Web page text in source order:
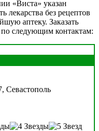
«Виста» указан
лекарства без рецептов
аптеку. Заказать
следующим контактам:
Севастополь